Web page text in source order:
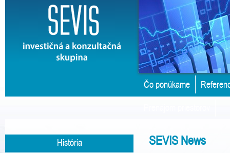
Čo ponúkame
História
SEVIS News